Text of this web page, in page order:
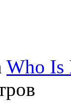
Who Is